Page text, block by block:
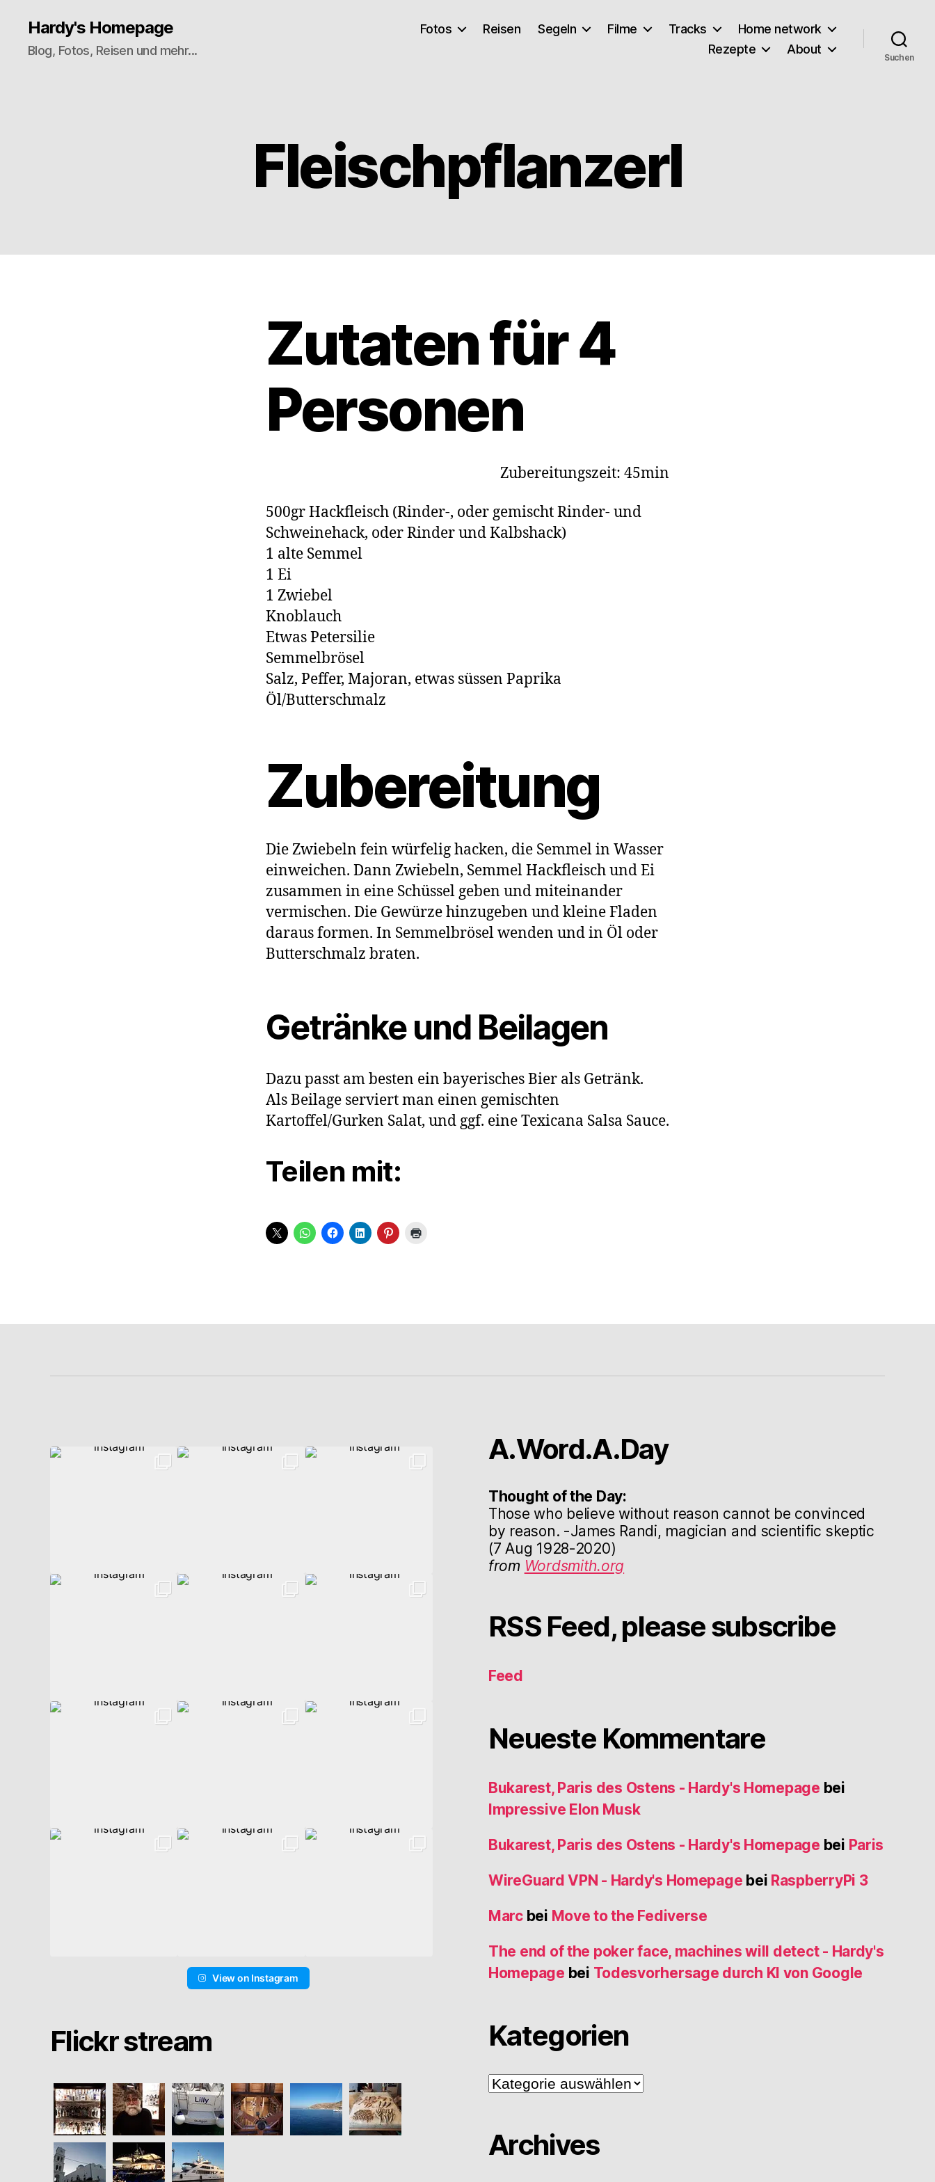
Hardy's Homepage
Blog, Fotos, Reisen und mehr...
Fotos Reisen Segeln Filme Tracks
Home network
Rezepte
About
Suchen
Fleischpflanzerl
Zutaten für 4
Personen
Zubereitungszeit: 45min
500gr Hackfleisch (Rinder-, oder gemischt Rinder- und
Schweinehack, oder Rinder und Kalbshack)
1 alte Semmel
1 Ei
1 Zwiebel
Knoblauch
Etwas Petersilie
Semmelbrösel
Salz, Peffer, Majoran, etwas süssen Paprika
Öl/Butterschmalz
Zubereitung
Die Zwiebeln fein würfelig hacken, die Semmel in Wasser
einweichen. Dann Zwiebeln, Semmel Hackfleisch und Ei
zusammen in eine Schüssel geben und miteinander
vermischen. Die Gewürze hinzugeben und kleine Fladen
daraus formen. In Semmelbrösel wenden und in Öl oder
Butterschmalz braten.
Getränke und Beilagen
Dazu passt am besten ein bayerisches Bier als Getränk.
Als Beilage serviert man einen gemischten
Kartoffel/Gurken Salat, und ggf. eine Texicana Salsa Sauce.
Teilen mit:
View on Instagram
Flickr stream
A.Word.A.Day
Thought of the Day:
Those who believe without reason cannot be convinced
by reason. -James Randi, magician and scientific skeptic
(7 Aug 1928-2020)
from Wordsmith.org
RSS Feed, please subscribe
Feed
Neueste Kommentare
Bukarest, Paris des Ostens - Hardy's Homepage bei
Impressive Elon Musk
Bukarest, Paris des Ostens - Hardy's Homepage bei Paris
WireGuard VPN - Hardy's Homepage bei RaspberryPi 3
Marcbei Move to the Fediverse
The end of the poker face, machines will detect - Hardy's
Homepage bei Todesvorhersage durch KI von Google
Kategorien
Kategorien
Archives